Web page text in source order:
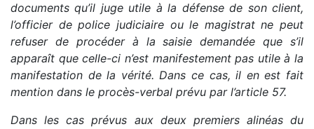
documents qu’il juge utile à la défense de son client,
l’officier de police judiciaire ou le magistrat ne peut
refuser de procéder à la saisie demandée que s’il
apparaît que celle-ci n’est manifestement pas utile à la
manifestation de la vérité. Dans ce cas, il en est fait
mention dans le procès-verbal prévu par l’article 57.
Dans les cas prévus aux deux premiers alinéas du